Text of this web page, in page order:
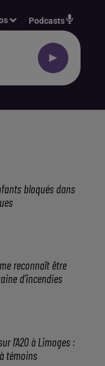
Podcasts
bloqués dans
reconnaît être
d’incendies
l’A20 à Limoges :
témoins